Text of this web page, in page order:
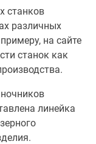
станков
различных
на сайте
станок как
линейка